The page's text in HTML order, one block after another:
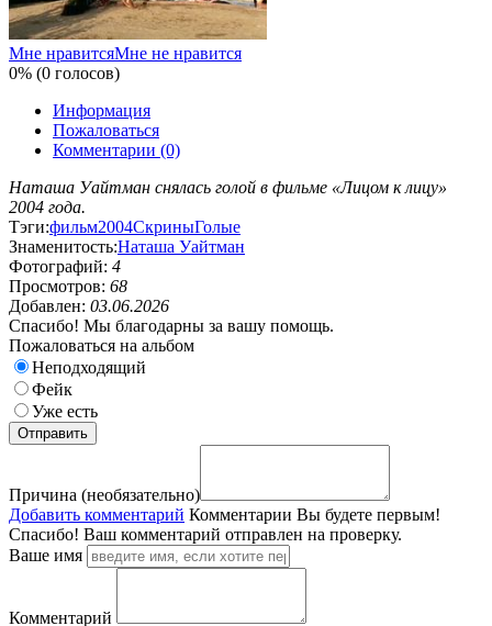
Мне нравитсяМне не нравится
0% (0 голосов)
Информация
Пожаловаться
Комментарии (0)
Наташа Уайтман снялась голой в фильме «Лицом к лицу»
2004 года.
Тэги:фильм2004СкриныГолые
Знаменитость:Наташа Уайтман
Фотографий: 4
Просмотров: 68
Добавлен: 03.06.2026
Спасибо! Мы благодарны за вашу помощь.
Пожаловаться на альбом
Неподходящий
Фейк
Уже есть
Причина (необязательно)
Добавить комментарий Комментарии Вы будете первым!
Спасибо! Ваш комментарий отправлен на проверку.
Ваше имя
Комментарий